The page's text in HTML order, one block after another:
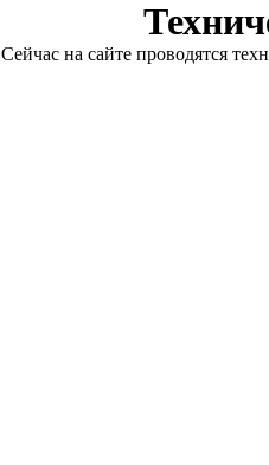
Сейчас на сайте проводятся